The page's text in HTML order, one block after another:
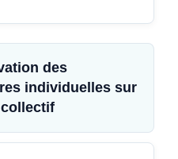
des
individuelles sur